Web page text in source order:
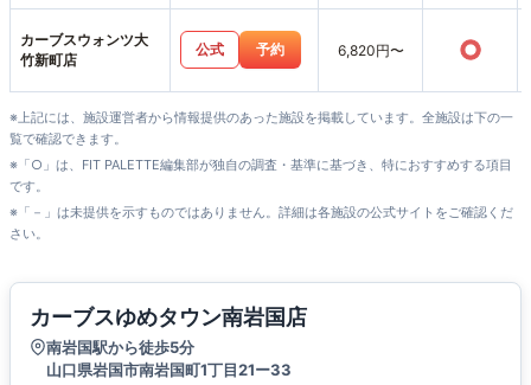
カーブスウォンツ大
竹新町店
公式 予約 6,820円〜 ○
※上記には、施設運営者から情報提供のあった施設を掲載しています。全施設は下の一
覧で確認できます。
※「○」は、FIT PALETTE編集部が独自の調査・基準に基づき、特におすすめする項目
です。
※「－」は未提供を示すものではありません。詳細は各施設の公式サイトをご確認くだ
さい。
カーブスゆめタウン南岩国店
南岩国駅から徒歩5分
山口県岩国市南岩国町1丁目21ー33